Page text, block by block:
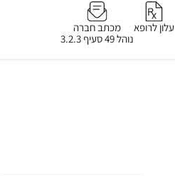
עלון לרופא
מכתב חברה
נוהל 49 סעיף 3.2.3